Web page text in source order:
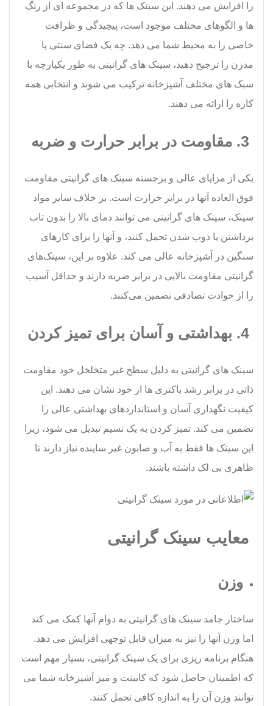
را افزایش می دهند. این سینک ها که در مجموعه ای از رنگ
ها و الگوهای مختلف موجود است، پیچیدگی و ظرافت
خاصی را به محیط شما می دهد. چه یک فضای سنتی یا
مدرن را ترجیح دهید، سینک های گرانیتی به طور یکپارچه با
سبک های مختلف آشپزخانه ترکیب می شوند و انتخابی همه
کاره را ارائه می دهند.
یکی از مزایای عالی و برجسته سینک های گرانیتی مقاومت
فوق العاده آنها در برابر حرارت است. بر خلاف سایر مواد
سینک، سینک های گرانیتی می توانند دمای بالا را بدون تاب
برداشتن یا ذوب شدن تحمل کنند، و آنها را برای کارهای
سنگین در آشپزخانه عالی می کند. علاوه بر این، سینک‌های
گرانیتی مقاومت بالایی در برابر ضربه دارند و حداقل آسیب
را از حوادث تصادفی تضمین می‌کنند.
سینک های گرانیتی به دلیل سطح غیر متخلخل خود مقاومت
ذاتی در برابر رشد باکتری ها از خود نشان می دهند. این
کیفیت نگهداری آسان و استانداردهای بهداشتی عالی را
تضمین می کند. تمیز کردن به یک نسیم تبدیل می شود، زیرا
این سینک ها فقط به آب و صابون غیر ساینده نیاز دارند تا
ظاهری بی لک داشته باشند.
معایب سینک گرانیتی
وزن
ساختار جامد سینک های گرانیتی به دوام آنها کمک می کند
اما وزن آنها را نیز به میزان قابل توجهی افزایش می دهد.
هنگام برنامه ریزی برای یک سینک گرانیتی، بسیار مهم است
که اطمینان حاصل شود که کابینت و میز آشپزخانه شما می
توانند وزن آن را به اندازه کافی تحمل کنند.